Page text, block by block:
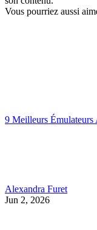
Vous pourriez aussi
9 Meilleurs
Alexandra Furet
Jun 2, 2026